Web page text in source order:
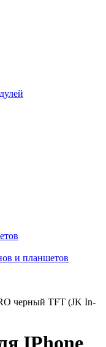
и планшетов
черный TFT (JK In-